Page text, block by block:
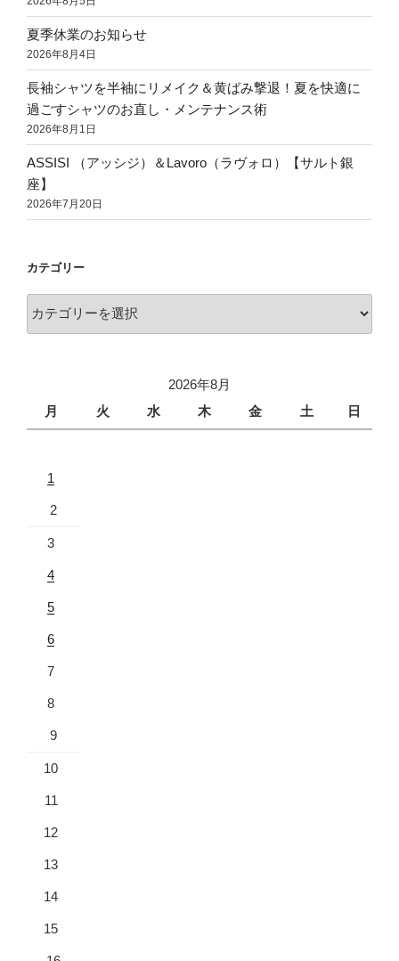
夏季休業のお知らせ
2026年8月4日
長袖シャツを半袖にリメイク＆黄ばみ撃退！夏を快適に
過ごすシャツのお直し・メンテナンス術
2026年8月1日
ASSISI （アッシジ）＆Lavoro（ラヴォロ）【サルト銀
座】
2026年7月20日
カテゴリー
2026年8月
月
火 水 木 金 土 日
1
2
3
4
5
6
7
8
9
10
11
12
13
14
15